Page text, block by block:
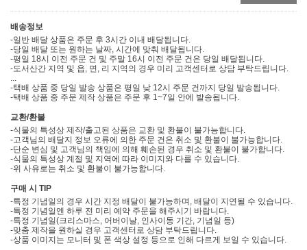
배송정보
-일반 배달 상품은 주문 후 3시간 이내 배달됩니다.
-당일 배달 또는 원하는 날짜, 시간에 맞춰 배달됩니다.
-평일 18시 이전 주문 건 및 주말 16시 이전 주문 건은 당일 배달됩니다.
-도서산간 지역 및 읍, 면, 리 지역의 경우 미리 고객센터로 상담 부탁드립니다.
-택배 상품 중 당일 발송 상품은 평일 낮 12시 주문 건까지 당일 발송됩니다.
-택배 상품 중 주문 제작 상품은 주문 후 1~7일 안에 발송됩니다.
교환/환불
-식물의 특성상 제작/출고된 상품은 교환 및 환불이 불가능합니다.
-고객님의 배달지 정보 오류에 의한 주문 건은 취소 및 환불이 불가능합니다.
-단순 변심 및 고객님의 책임에 의해 훼손된 경우 취소 및 환불이 불가합니다.
-식물의 특성상 계절 및 지역에 따라 이미지와 다를 수 있습니다.
-위 사유로는 취소 및 환불이 불가능합니다.
구매 시 TIP
-특정 기념일의 경우 시간 지정 배달이 불가능하며, 배달이 지연될 수 있습니다.
-특정 기념일엔 하루 전 미리 예약 주문을 해주시기 바랍니다.
-특정 기념일(크리스마스, 어버이날, 인사이동 기간, 기념일 등)
-맞춤 제작을 원하실 경우 고객센터로 상담 부탁드립니다.
-상품 이미지는 모니터 및 폰 색상 설정 등으로 인해 다르게 보일 수 있습니다.